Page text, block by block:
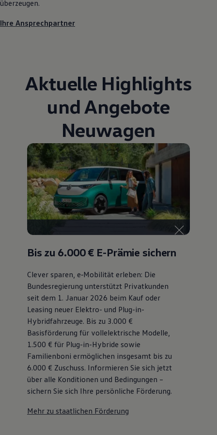
75 Jahre Bulli Jubiläum
Fahrzeugabholung ab Werk
überzeugen.
Ihre Ansprechpartner
Aktuelle Highlights
und Angebote
Neuwagen
Bis zu 6.000 € E-Prämie sichern
Clever sparen, e‑Mobilität erleben: Die
Bundesregierung unterstützt Privatkunden
seit dem 1. Januar 2026 beim Kauf oder
Leasing neuer Elektro- und Plug-in-
Hybridfahrzeuge. Bis zu 3.000 €
Basisförderung für vollelektrische Modelle,
1.500 € für Plug-in-Hybride sowie
Familienboni ermöglichen insgesamt bis zu
6.000 € Zuschuss⁠. Informieren Sie sich jetzt
über alle Konditionen und Bedingungen –
sichern Sie sich Ihre persönliche Förderung.
Mehr zu staatlichen Förderung